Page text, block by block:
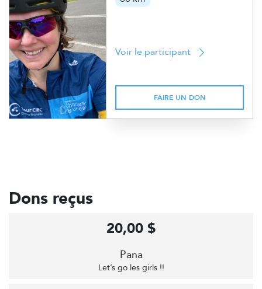
Voir le participant
FAIRE UN DON
Dons reçus
Pana
Let’s go les girls !!
20,00 $